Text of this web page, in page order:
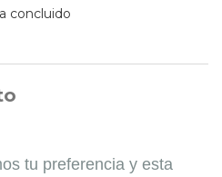
concluido
tu preferencia y esta